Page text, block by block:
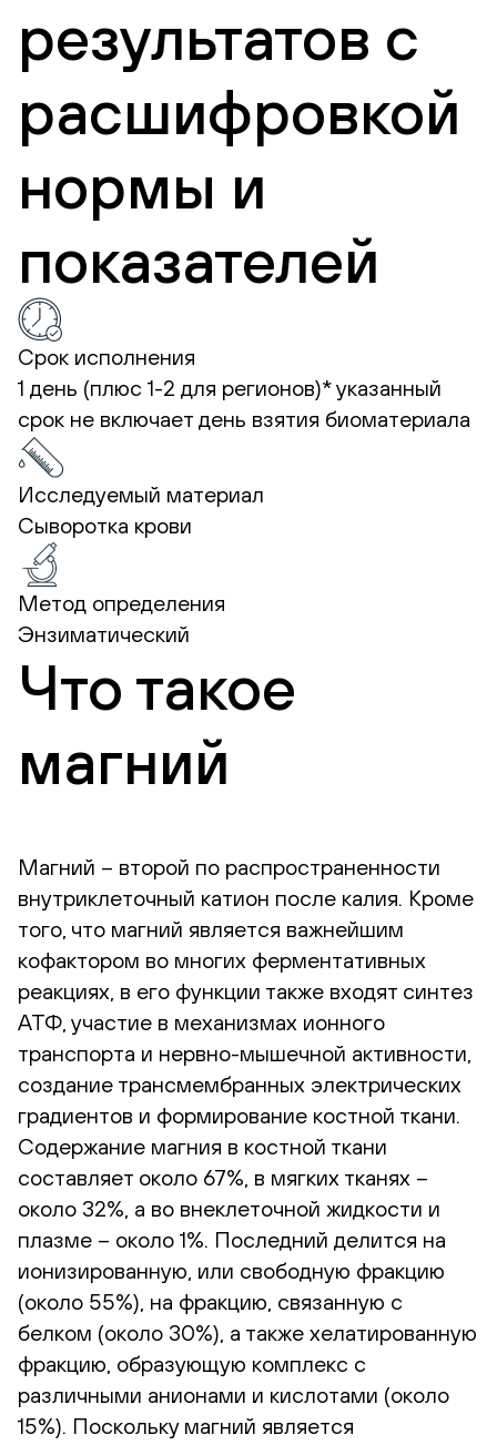
результатов с
расшифровкой
нормы и
показателей
Срок исполнения
1 день (плюс 1-2 для регионов)*указанный
срок не включает день взятия биоматериала
Исследуемый материал
Сыворотка крови
Метод определения
Энзиматический
Что такое
магний
Магний – второй по распространенности
внутриклеточный катион после калия. Кроме
того, что магний является важнейшим
кофактором во многих ферментативных
реакциях, в его функции также входят синтез
АТФ, участие в механизмах ионного
транспорта и нервно-мышечной активности,
создание трансмембранных электрических
градиентов и формирование костной ткани.
Содержание магния в костной ткани
составляет около 67%, в мягких тканях –
около 32%, а во внеклеточной жидкости и
плазме – около 1%. Последний делится на
ионизированную, или свободную фракцию
(около 55%), на фракцию, связанную с
белком (около 30%), а также хелатированную
фракцию, образующую комплекс с
различными анионами и кислотами (около
15%). Поскольку магний является